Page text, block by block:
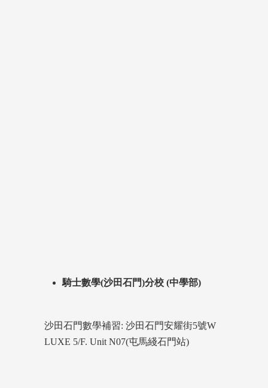
騎士數學(沙田石門)分校 (中學部)
沙田石門數學補習: 沙田石門安耀街5號W
LUXE 5/F. Unit N07(屯馬綫石門站)